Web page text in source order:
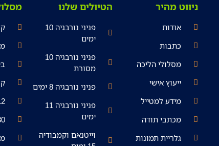
ניווט מהיר
אודות
כתבות
מסלולי הליכה
ייעוץ אישי
מידע למטייל
מכתבי תודה
גלריית תמונות
הטיולים שלנו
פניני נורבגיה 10
ימים
פניני נורבגיה 10
מסורת
פניני נורבגיה 8 ימים
פניני נורבגיה 11
ימים
וייטנאם וקמבודיה